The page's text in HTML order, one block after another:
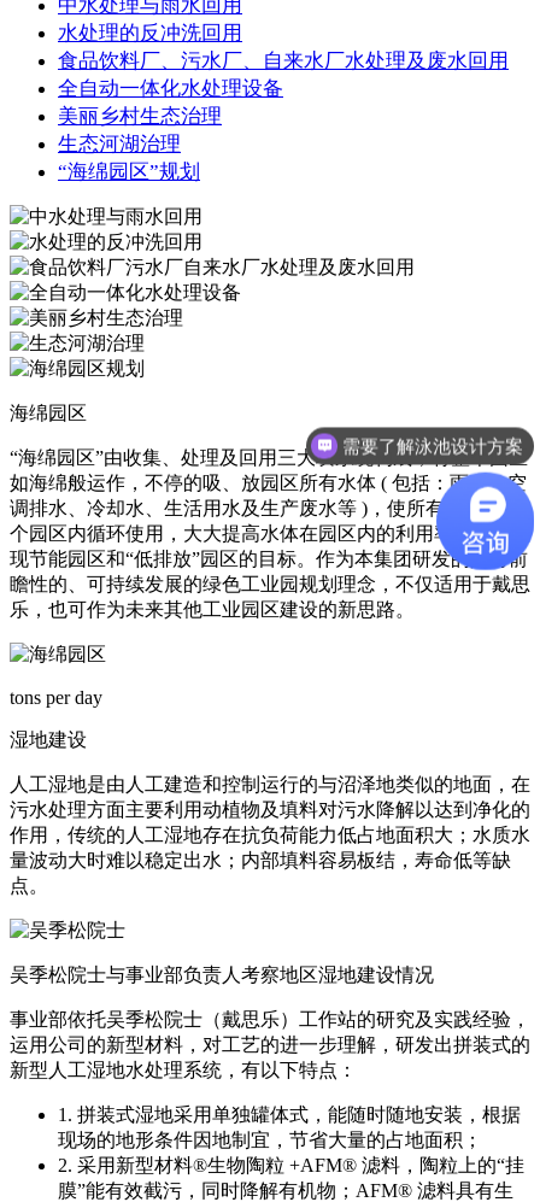
中水处理与雨水回用
水处理的反冲洗回用
食品饮料厂、污水厂、自来水厂水处理及废水回用
全自动一体化水处理设备
美丽乡村生态治理
生态河湖治理
“海绵园区”规划
海绵园区
“海绵园区”由收集、处理及回用三大块系统构成，将整个园区
如海绵般运作，不停的吸、放园区所有水体 ( 包括：雨水、空
调排水、冷却水、生活用水及生产废水等 )，使所有水体在整
个园区内循环使用，大大提高水体在园区内的利用率，最终实
现节能园区和“低排放”园区的目标。作为本集团研发的具有前
瞻性的、可持续发展的绿色工业园规划理念，不仅适用于戴思
乐，也可作为未来其他工业园区建设的新思路。
tons per day
湿地建设
人工湿地是由人工建造和控制运行的与沼泽地类似的地面，在
污水处理方面主要利用动植物及填料对污水降解以达到净化的
作用，传统的人工湿地存在抗负荷能力低占地面积大；水质水
量波动大时难以稳定出水；内部填料容易板结，寿命低等缺
点。
吴季松院士与事业部负责人考察地区湿地建设情况
事业部依托吴季松院士（戴思乐）工作站的研究及实践经验，
运用公司的新型材料，对工艺的进一步理解，研发出拼装式的
新型人工湿地水处理系统，有以下特点：
1. 拼装式湿地采用单独罐体式，能随时随地安装，根据
现场的地形条件因地制宜，节省大量的占地面积；
2. 采用新型材料®生物陶粒 +AFM® 滤料，陶粒上的“挂
膜”能有效截污，同时降解有机物；AFM® 滤料具有生
需要了解泳池设计方案